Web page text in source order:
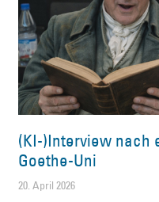
(KI-)Interview nach
Goethe-Uni
20. April 2026